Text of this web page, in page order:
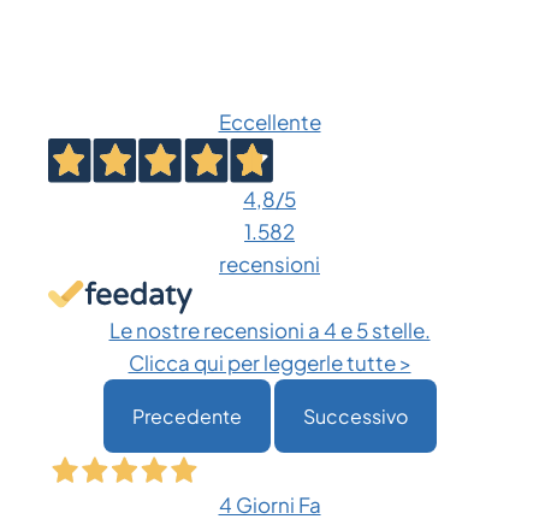
Eccellente
4,8/5
1.582
recensioni
Le nostre recensioni a 4 e 5 stelle.
Clicca qui per leggerle tutte >
Precedente Successivo
4 Giorni Fa